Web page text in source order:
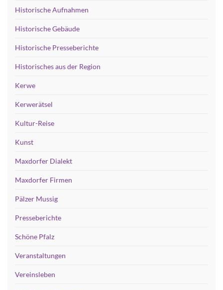
Historische Aufnahmen
Historische Gebäude
Historische Presseberichte
Historisches aus der Region
Kerwe
Kerwerätsel
Kultur-Reise
Kunst
Maxdorfer Dialekt
Maxdorfer Firmen
Pälzer Mussig
Presseberichte
Schöne Pfalz
Veranstaltungen
Vereinsleben